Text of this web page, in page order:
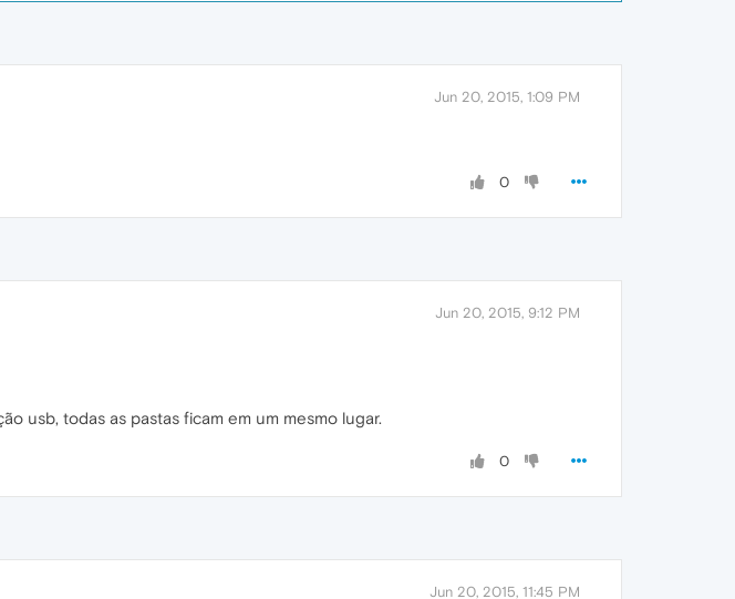
Jun 20, 2015, 1:09 PM
0
Jun 20, 2015, 9:12 PM
usb, todas as pastas ficam em um mesmo lugar.
0
Jun 20, 2015, 11:45 PM